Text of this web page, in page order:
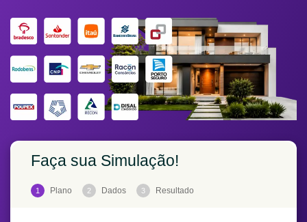
Faça sua Simulação!
1 Plano 2 Dados 3 Resultado